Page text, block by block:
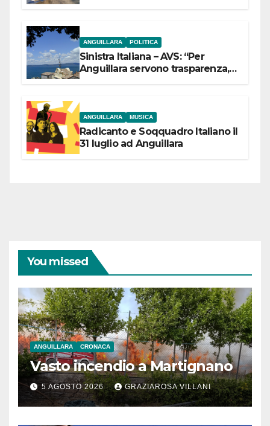
ANGUILLARA POLITICA
Sinistra Italiana – AVS: “Per
Anguillara servono trasparenza,
ANGUILLARA MUSICA
Radicanto e Soqquadro Italiano il
31 luglio ad Anguillara
You missed
ANGUILLARA CRONACA
Vasto incendio a Martignano
5 AGOSTO 2026 GRAZIAROSA VILLANI